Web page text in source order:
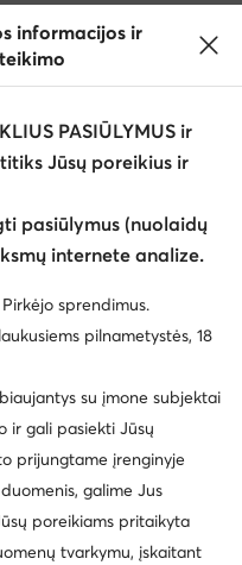
2026
Privatumo politika
informacijos ir
PASIŪLYMUS ir
Jūsų poreikius ir
pasiūlymus (nuolaidų
internete analize.
sprendimus.
pilnametystės, 18
su įmone subjektai
ir gali pasiekti Jūsų
prijungtame įrenginyje
galime Jus
poreikiams pritaikyta
tvarkymu, įskaitant